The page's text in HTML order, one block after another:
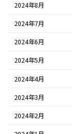
2024年8月
2024年7月
2024年6月
2024年5月
2024年4月
2024年3月
2024年2月